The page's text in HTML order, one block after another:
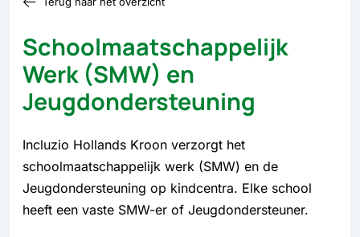
Schoolmaatschappelijk
Werk (SMW) en
Jeugdondersteuning
Incluzio Hollands Kroon verzorgt het
schoolmaatschappelijk werk (SMW) en de
Jeugdondersteuning op kindcentra. Elke school
heeft een vaste SMW-er of Jeugdondersteuner.